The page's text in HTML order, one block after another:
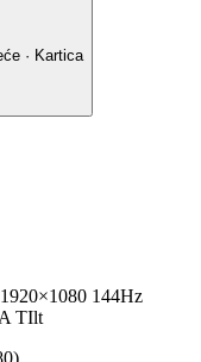
· Kartica
144Hz
TIlt